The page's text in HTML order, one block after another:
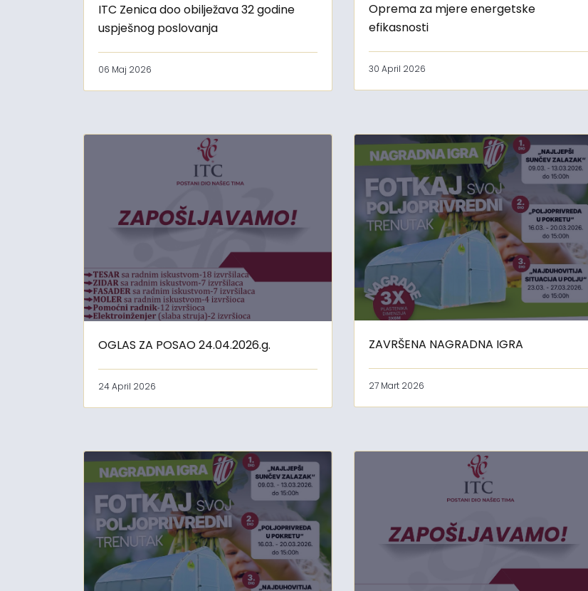
ITC Zenica doo obilježava 32 godine
uspješnog poslovanja
06 Maj 2026
Oprema za mjere energetske
efikasnosti
30 April 2026
OGLAS ZA POSAO 24.04.2026.g.
24 April 2026
ZAVRŠENA NAGRADNA IGRA
27 Mart 2026